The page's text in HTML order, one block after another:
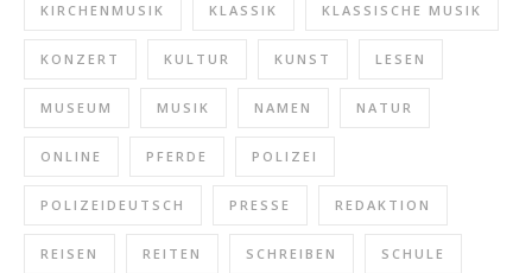
KIRCHENMUSIK KLASSIK KLASSISCHE MUSIK
KONZERT KULTUR KUNST LESEN
MUSEUM MUSIK NAMEN NATUR
ONLINE PFERDE POLIZEI
POLIZEIDEUTSCH PRESSE REDAKTION
REISEN REITEN SCHREIBEN SCHULE